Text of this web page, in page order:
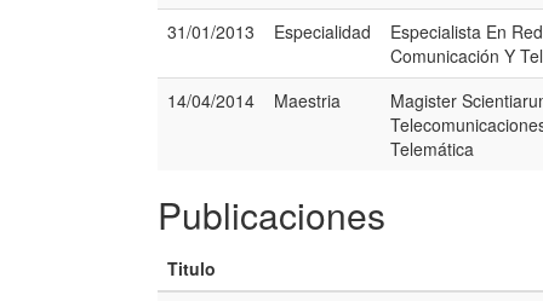
31/01/2013
Especialidad
Especialista En
Comunicación Y
14/04/2014
Maestria
Magister
Telemática
Publicaciones
Titulo